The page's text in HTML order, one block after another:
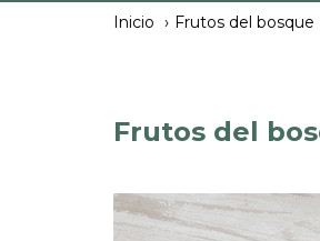
Inicio Frutos del bosque
Frutos del